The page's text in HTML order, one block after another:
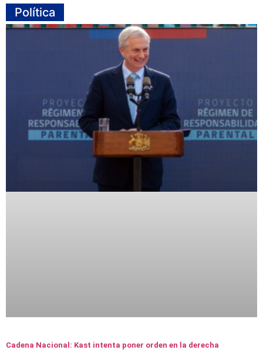
Política
Cadena Nacional: Kast intenta poner orden en la derecha